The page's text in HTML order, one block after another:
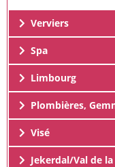
Verviers
Spa
Limbourg
Plombières,
Visé
Jekerdal/Val de la